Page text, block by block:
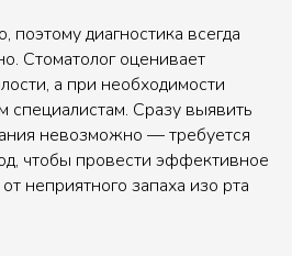
поэтому диагностика всегда
Стоматолог оценивает
а при необходимости
специалистам. Сразу выявить
невозможно — требуется
чтобы провести эффективное
неприятного запаха изо рта